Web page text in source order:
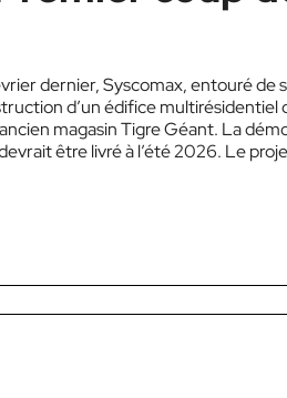
dernier, Syscomax, entouré de
d’un édifice
magasin Tigre Géant. La
être livré à l’été 2026. Le